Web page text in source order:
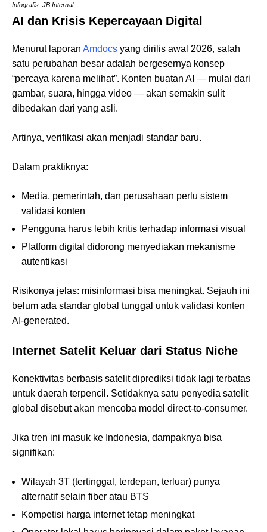
Infografis: JB Internal
AI dan Krisis Kepercayaan Digital
Menurut laporan Amdocs yang dirilis awal 2026, salah
satu perubahan besar adalah bergesernya konsep
“percaya karena melihat”. Konten buatan AI — mulai dari
gambar, suara, hingga video — akan semakin sulit
dibedakan dari yang asli.
Artinya, verifikasi akan menjadi standar baru.
Dalam praktiknya:
Media, pemerintah, dan perusahaan perlu sistem
validasi konten
Pengguna harus lebih kritis terhadap informasi visual
Platform digital didorong menyediakan mekanisme
autentikasi
Risikonya jelas: misinformasi bisa meningkat. Sejauh ini
belum ada standar global tunggal untuk validasi konten
AI-generated.
Internet Satelit Keluar dari Status Niche
Konektivitas berbasis satelit diprediksi tidak lagi terbatas
untuk daerah terpencil. Setidaknya satu penyedia satelit
global disebut akan mencoba model direct-to-consumer.
Jika tren ini masuk ke Indonesia, dampaknya bisa
signifikan:
Wilayah 3T (tertinggal, terdepan, terluar) punya
alternatif selain fiber atau BTS
Kompetisi harga internet tetap meningkat